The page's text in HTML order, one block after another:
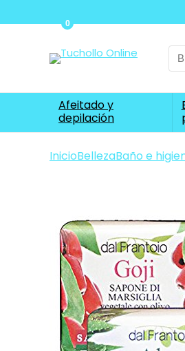
for:
0
Afeitado y
depilación
InicioBellezaBaño e